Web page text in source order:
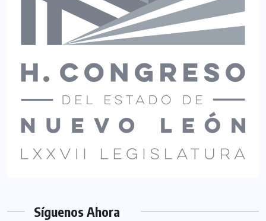
Síguenos Ahora